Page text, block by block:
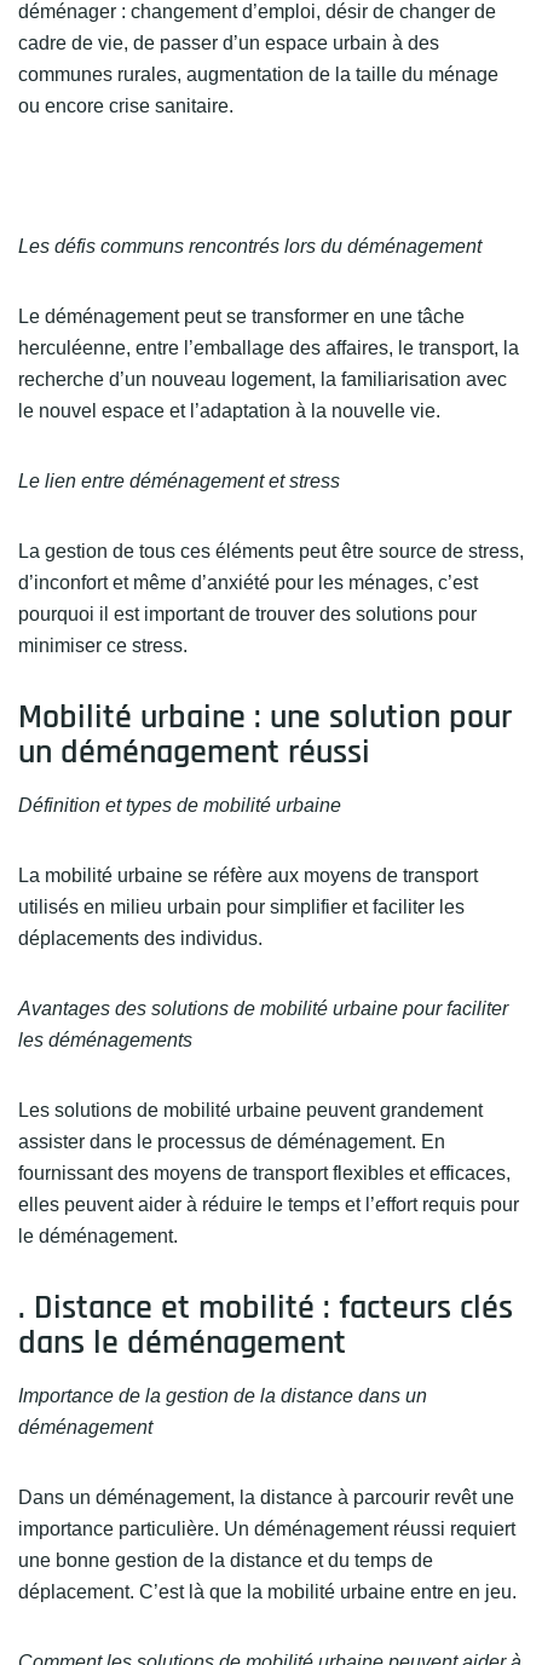
déménager : changement d’emploi, désir de changer de
cadre de vie, de passer d’un espace urbain à des
communes rurales, augmentation de la taille du ménage
ou encore crise sanitaire.
Les défis communs rencontrés lors du déménagement
Le déménagement peut se transformer en une tâche
herculéenne, entre l’emballage des affaires, le transport, la
recherche d’un nouveau logement, la familiarisation avec
le nouvel espace et l’adaptation à la nouvelle vie.
Le lien entre déménagement et stress
La gestion de tous ces éléments peut être source de stress,
d’inconfort et même d’anxiété pour les ménages, c’est
pourquoi il est important de trouver des solutions pour
minimiser ce stress.
Mobilité urbaine : une solution pour
un déménagement réussi
Définition et types de mobilité urbaine
La mobilité urbaine se réfère aux moyens de transport
utilisés en milieu urbain pour simplifier et faciliter les
déplacements des individus.
Avantages des solutions de mobilité urbaine pour faciliter
les déménagements
Les solutions de mobilité urbaine peuvent grandement
assister dans le processus de déménagement. En
fournissant des moyens de transport flexibles et efficaces,
elles peuvent aider à réduire le temps et l’effort requis pour
le déménagement.
. Distance et mobilité : facteurs clés
dans le déménagement
Importance de la gestion de la distance dans un
déménagement
Dans un déménagement, la distance à parcourir revêt une
importance particulière. Un déménagement réussi requiert
une bonne gestion de la distance et du temps de
déplacement. C’est là que la mobilité urbaine entre en jeu.